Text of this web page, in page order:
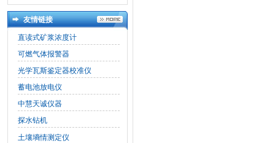
友情链接
直读式矿浆浓度计
可燃气体报警器
光学瓦斯鉴定器校准仪
蓄电池放电仪
中慧天诚仪器
探水钻机
土壤墒情测定仪